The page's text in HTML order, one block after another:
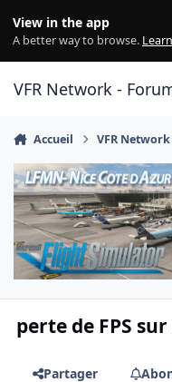
View in the app
A better way to browse.
VFR Network -
Accueil VFR Network
perte de FPS
Partager